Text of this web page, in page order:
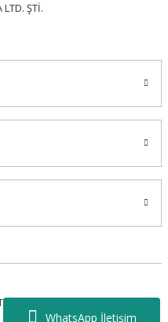
WhatsApp İletişim
LTD. ŞTİ.
Hakları Saklıdır.